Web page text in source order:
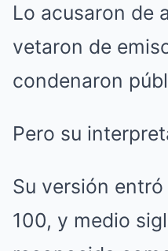
Lo acusaron de
vetaron de
condenaron
Pero su
Su versión
100, y medio